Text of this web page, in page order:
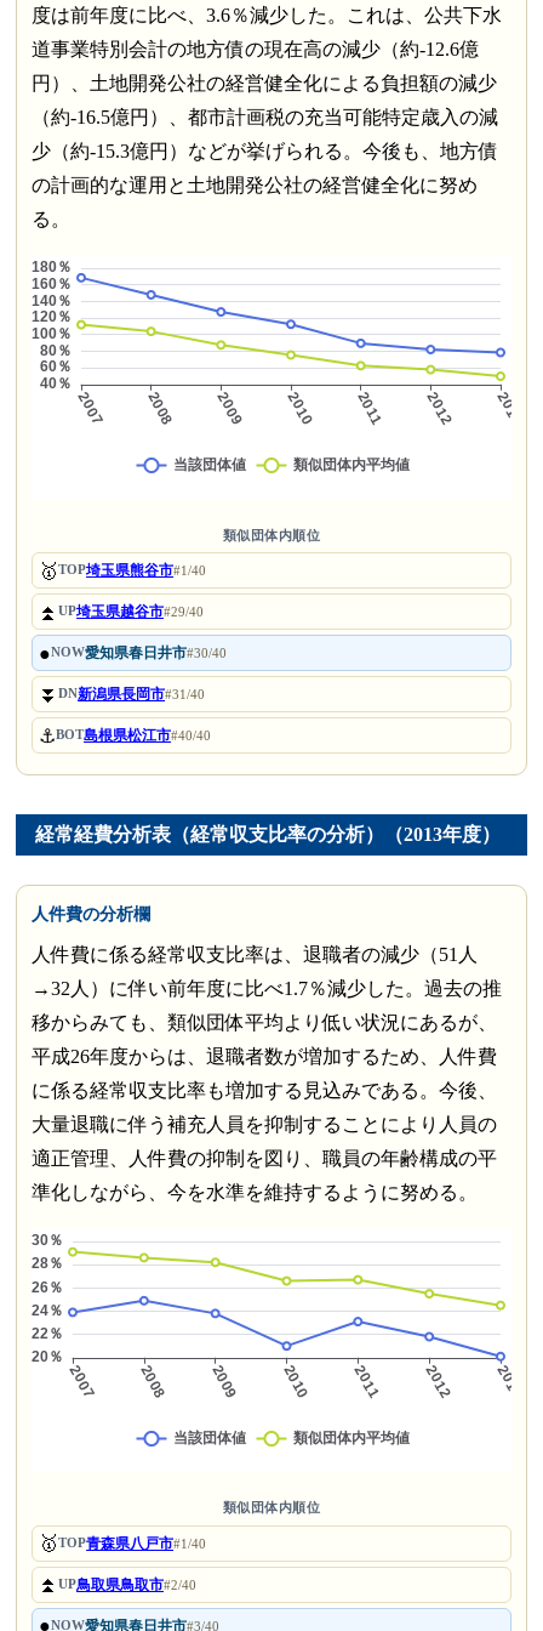
度は前年度に比べ、3.6％減少した。これは、公共下水
道事業特別会計の地方債の現在高の減少（約-12.6億
円）、土地開発公社の経営健全化による負担額の減少
（約-16.5億円）、都市計画税の充当可能特定歳入の減
少（約-15.3億円）などが挙げられる。今後も、地方債
の計画的な運用と土地開発公社の経営健全化に努め
る。
類似団体内順位
🥇TOP埼玉県熊谷市#1/40
⏫UP埼玉県越谷市#29/40
●NOW愛知県春日井市#30/40
⏬DN新潟県長岡市#31/40
⚓BOT島根県松江市#40/40
経常経費分析表（経常収支比率の分析）（2013年度）
人件費の分析欄
人件費に係る経常収支比率は、退職者の減少（51人
→32人）に伴い前年度に比べ1.7％減少した。過去の推
移からみても、類似団体平均より低い状況にあるが、
平成26年度からは、退職者数が増加するため、人件費
に係る経常収支比率も増加する見込みである。今後、
大量退職に伴う補充人員を抑制することにより人員の
適正管理、人件費の抑制を図り、職員の年齢構成の平
準化しながら、今を水準を維持するように努める。
類似団体内順位
🥇TOP青森県八戸市#1/40
⏫UP鳥取県鳥取市#2/40
●NOW愛知県春日井市#3/40